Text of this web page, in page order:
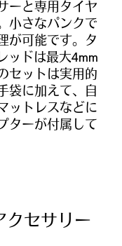
ーと専用タイヤ
小さなパンクで
が可能です。タ
ッドは最大4mm
セットは実用的
袋に加えて、自
ットレスなどに
ターが付属して
クセサリー